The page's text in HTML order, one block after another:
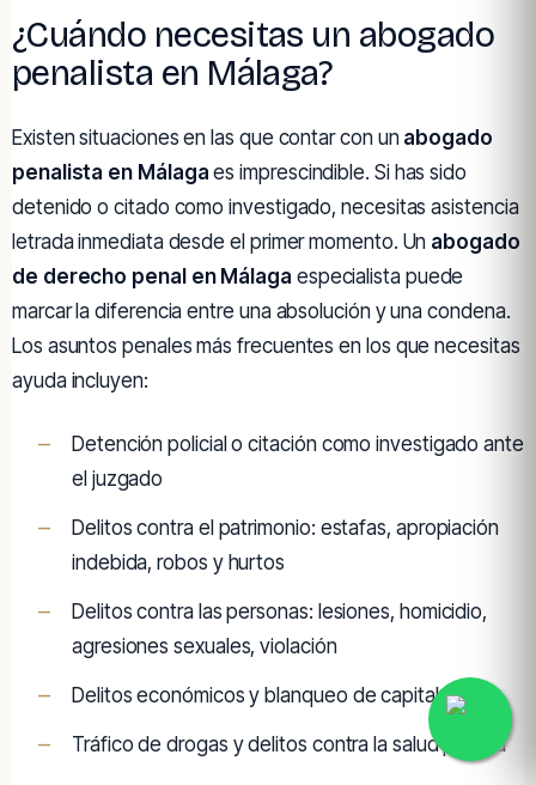
¿Cuándo necesitas un abogado
penalista en Málaga?
Existen situaciones en las que contar con un abogado
penalista en Málaga es imprescindible. Si has sido
detenido o citado como investigado, necesitas asistencia
letrada inmediata desde el primer momento. Un abogado
de derecho penal en Málaga especialista puede
marcar la diferencia entre una absolución y una condena.
Los asuntos penales más frecuentes en los que necesitas
ayuda incluyen:
Detención policial o citación como investigado ante
el juzgado
Delitos contra el patrimonio: estafas, apropiación
indebida, robos y hurtos
Delitos contra las personas: lesiones, homicidio,
agresiones sexuales, violación
Delitos económicos y blanqueo de capitales
Tráfico de drogas y delitos contra la salud pública